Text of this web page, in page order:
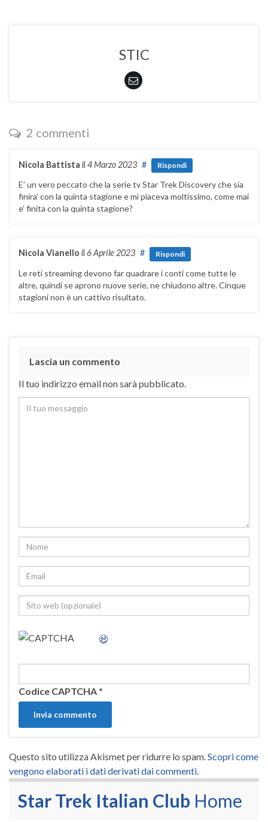
STIC
2 commenti
Nicola Battista il 4 Marzo 2023 # Rispondi
E’ un vero peccato che la serie tv Star Trek Discovery che sia
finira’ con la quinta stagione e mi piaceva moltissimo, come mai
e’ finita con la quinta stagione?
Nicola Vianello il 6 Aprile 2023 # Rispondi
Le reti streaming devono far quadrare i conti come tutte le
altre, quindi se aprono nuove serie, ne chiudono altre. Cinque
stagioni non è un cattivo risultato.
Lascia un commento
Il tuo indirizzo email non sarà pubblicato.
Codice CAPTCHA*
Questo sito utilizza Akismet per ridurre lo spam. Scopri come
vengono elaborati i dati derivati dai commenti
Star Trek Italian Club Home